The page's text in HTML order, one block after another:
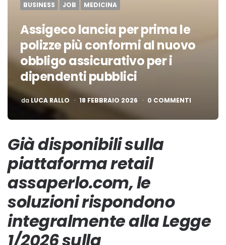
BUSINESS JOB MEDICINA
Assigeco lancia per prima le
polizze più conformi al nuovo
obbligo assicurativo per i
dipendenti pubblici
PUBBLICATO
da LUCA RALLO 18 FEBBRAIO 2026 0 COMMENTI
Già disponibili sulla
piattaforma retail
assaperlo.com, le
soluzioni rispondono
integralmente alla Legge
1/2026 sulla